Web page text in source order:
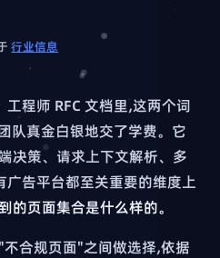
行业信息
程师 RFC 文档里,这两个词
队真金白银地交了学费。它
决策、请求上下文解析、多
告平台都至关重要的维度上
的页面集合是什么样的。
合规页面"之间做选择,依据